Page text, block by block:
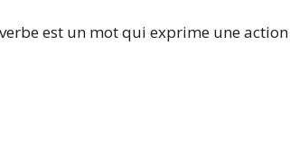
est un mot qui exprime une action